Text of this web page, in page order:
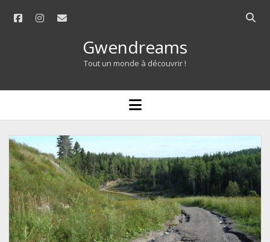
facebookinstagram
email
Open
Gwendreams
Tout un monde à découvrir !
open
menu